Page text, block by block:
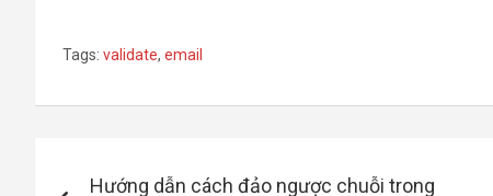
Tags: validate, email
Hướng dẫn cách đảo ngược chuỗi trong